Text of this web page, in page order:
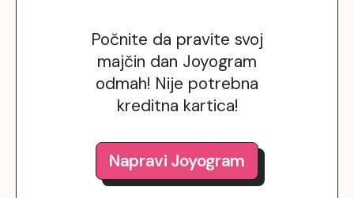
Počnite da pravite svoj
majčin dan Joyogram
odmah! Nije potrebna
kreditna kartica!
Napravi Joyogram